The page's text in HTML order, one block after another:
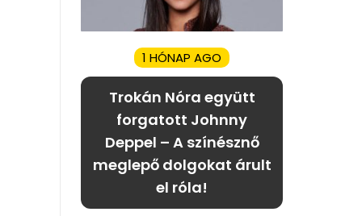
1 HÓNAP AGO
Trokán Nóra együtt
forgatott Johnny
Deppel – A színésznő
meglepő dolgokat árult
el róla!